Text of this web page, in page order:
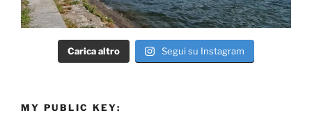
Carica altro Segui su Instagram
MY PUBLIC KEY: